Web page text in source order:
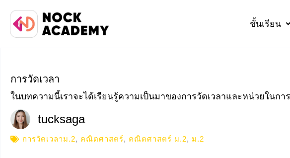
ชั้นเรียน
การวัดเวลา
ในบทความนี้เราจะได้เรียนรู้ความเป็นมาของการวัดเวลาและหน่วยในก
tucksaga
การวัดเวลาม.2, คณิตศาสตร์, คณิตศาสตร์ ม.2, ม.2